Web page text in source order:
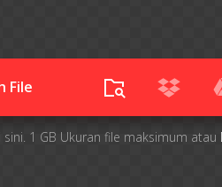
File
sini. 1 GB Ukuran file maksimum atau